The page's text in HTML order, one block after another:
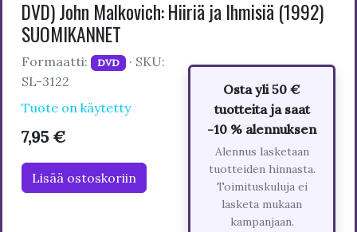
DVD) John Malkovich: Hiiriä ja Ihmisiä (1992)
SUOMIKANNET
Formaatti: DVD · SKU:
SL-3122
Tuote on käytetty
7,95 €
Lisää ostoskoriin
Osta yli 50 €
tuotteita ja saat
-10 % alennuksen
Alennus lasketaan
tuotteiden hinnasta.
Toimituskuluja ei
lasketa mukaan
kampanjaan.